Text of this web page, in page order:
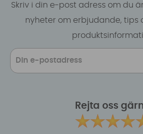
Skriv i din e-post adress om du
nyheter om erbjudande, tips
Rejta oss